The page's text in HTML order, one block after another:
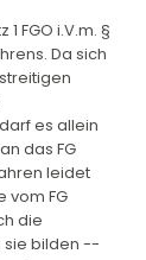
FGO i.V.m. §
Da sich
es allein
das FG
leidet
vom FG
die
sie bilden --